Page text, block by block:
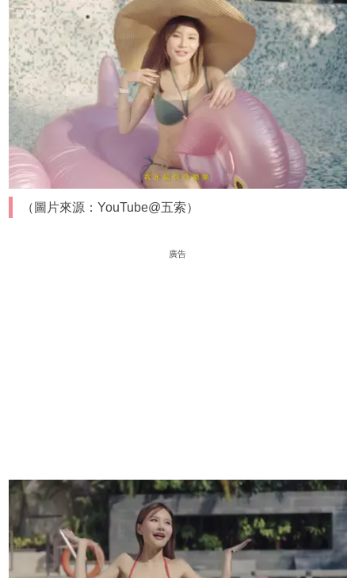
（圖片來源：YouTube@五索）
廣告